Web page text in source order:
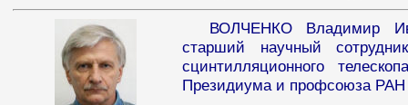
ВОЛЧЕНКО Владимир
старший научный
сцинтилляционного
Президиума и профсоюза РАН